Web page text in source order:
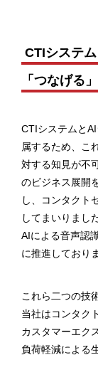
CTIシステ
「つなげる
CTIシステムと
属するため、こ
対する知見が不
のビジネス展開
し、コンタクト
してまいりまし
AIによる音声認
に推進しており
これら二つの技
当社はコンタク
カスタマーエク
負荷軽減による